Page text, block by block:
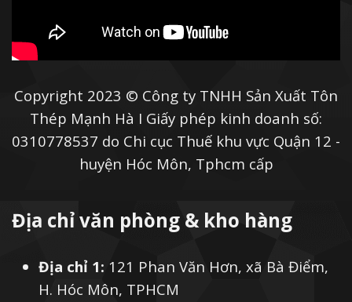
Copyright 2023 © Công ty TNHH Sản Xuất Tôn
Thép Mạnh Hà I Giấy phép kinh doanh số:
0310778537 do Chi cục Thuế khu vực Quận 12 -
huyện Hóc Môn, Tphcm cấp
Địa chỉ văn phòng & kho hàng
Địa chỉ 1: 121 Phan Văn Hơn, xã Bà Điểm,
H. Hóc Môn, TPHCM